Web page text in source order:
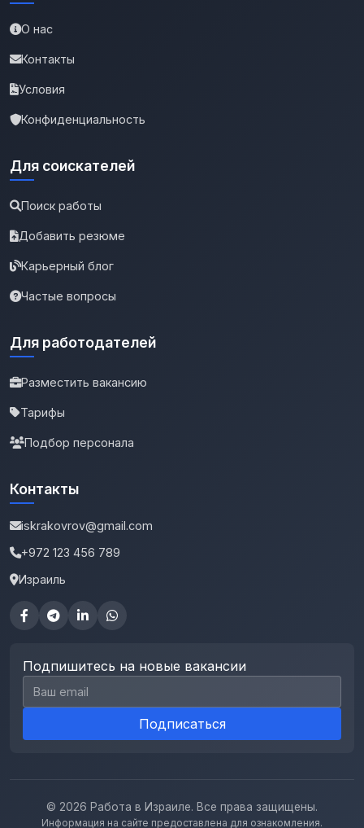
О нас
Контакты
Условия
Конфиденциальность
Для соискателей
Поиск работы
Добавить резюме
Карьерный блог
Частые вопросы
Для работодателей
Разместить вакансию
Тарифы
Подбор персонала
Контакты
iskrakovrov@gmail.com
+972 123 456 789
Израиль
Подпишитесь на новые вакансии
Email для подписки
Подписаться
© 2026 Работа в Израиле. Все права защищены.
Информация на сайте предоставлена для ознакомления.